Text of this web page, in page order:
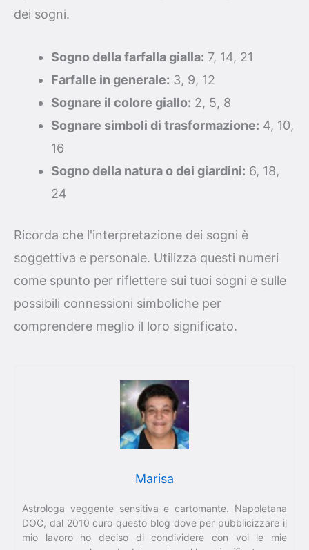
dei sogni.
Sogno della farfalla gialla: 7, 14, 21
Farfalle in generale: 3, 9, 12
Sognare il colore giallo: 2, 5, 8
Sognare simboli di trasformazione: 4, 10,
16
Sogno della natura o dei giardini: 6, 18,
24
Ricorda che l'interpretazione dei sogni è
soggettiva e personale. Utilizza questi numeri
come spunto per riflettere sui tuoi sogni e sulle
possibili connessioni simboliche per
comprendere meglio il loro significato.
Marisa
Astrologa veggente sensitiva e cartomante. Napoletana
DOC, dal 2010 curo questo blog dove per pubblicizzare il
mio lavoro ho deciso di condividere con voi le mie